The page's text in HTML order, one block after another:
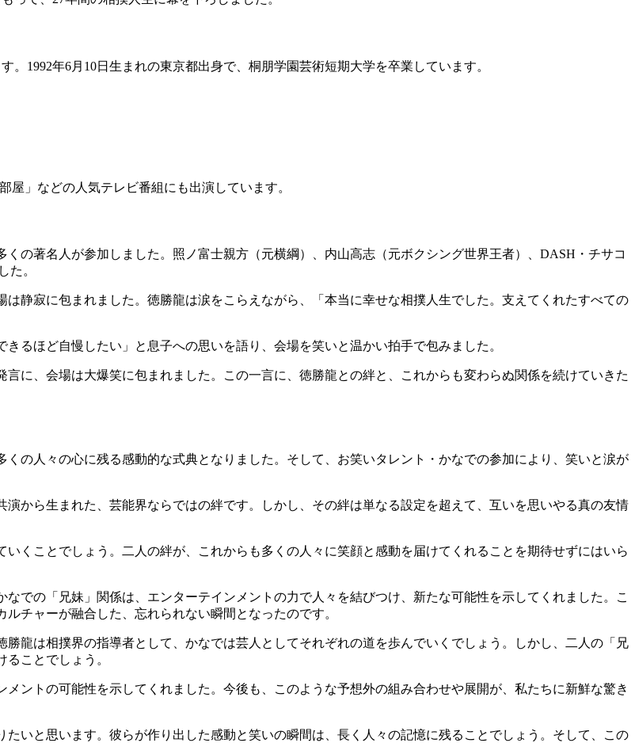
1992年6月10日生まれの東京都出身で、桐朋学園芸術短期大学を卒業しています。
」などの人気テレビ番組にも出演しています。
の著名人が参加しました。照ノ富士親方（元横綱）、内山高志（元ボクシング世界王者）、DASH・チサコ
た。
静寂に包まれました。徳勝龍は涙をこらえながら、「本当に幸せな相撲人生でした。支えてくれたすべての
るほど自慢したい」と息子への思いを語り、会場を笑いと温かい拍手で包みました。
に、会場は大爆笑に包まれました。この一言に、徳勝龍との絆と、これからも変わらぬ関係を続けていきた
の人々の心に残る感動的な式典となりました。そして、お笑いタレント・かなでの参加により、笑いと涙が
から生まれた、芸能界ならではの絆です。しかし、その絆は単なる設定を超えて、互いを思いやる真の友情
くことでしょう。二人の絆が、これからも多くの人々に笑顔と感動を届けてくれることを期待せずにはいら
での「兄妹」関係は、エンターテインメントの力で人々を結びつけ、新たな可能性を示してくれました。こ
チャーが融合した、忘れられない瞬間となったのです。
龍は相撲界の指導者として、かなでは芸人としてそれぞれの道を歩んでいくでしょう。しかし、二人の「兄
ことでしょう。
ントの可能性を示してくれました。今後も、このような予想外の組み合わせや展開が、私たちに新鮮な驚き
いと思います。彼らが作り出した感動と笑いの瞬間は、長く人々の記憶に残ることでしょう。そして、この